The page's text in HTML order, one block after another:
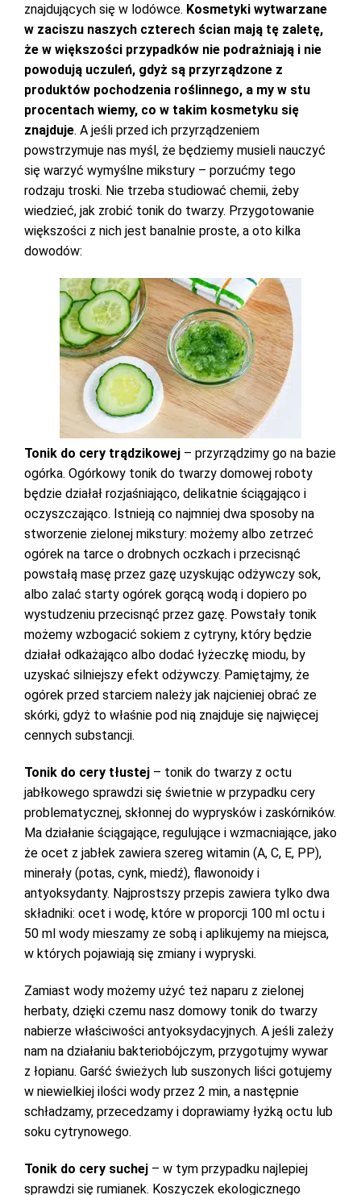
znajdujących się w lodówce. Kosmetyki wytwarzane
w zaciszu naszych czterech ścian mają tę zaletę,
że w większości przypadków nie podrażniają i nie
powodują uczuleń, gdyż są przyrządzone z
produktów pochodzenia roślinnego, a my w stu
procentach wiemy, co w takim kosmetyku się
znajduje. A jeśli przed ich przyrządzeniem
powstrzymuje nas myśl, że będziemy musieli nauczyć
się warzyć wymyślne mikstury – porzućmy tego
rodzaju troski. Nie trzeba studiować chemii, żeby
wiedzieć, jak zrobić tonik do twarzy. Przygotowanie
większości z nich jest banalnie proste, a oto kilka
dowodów:
Tonik do cery trądzikowej – przyrządzimy go na bazie
ogórka. Ogórkowy tonik do twarzy domowej roboty
będzie działał rozjaśniająco, delikatnie ściągająco i
oczyszczająco. Istnieją co najmniej dwa sposoby na
stworzenie zielonej mikstury: możemy albo zetrzeć
ogórek na tarce o drobnych oczkach i przecisnąć
powstałą masę przez gazę uzyskując odżywczy sok,
albo zalać starty ogórek gorącą wodą i dopiero po
wystudzeniu przecisnąć przez gazę. Powstały tonik
możemy wzbogacić sokiem z cytryny, który będzie
działał odkażająco albo dodać łyżeczkę miodu, by
uzyskać silniejszy efekt odżywczy. Pamiętajmy, że
ogórek przed starciem należy jak najcieniej obrać ze
skórki, gdyż to właśnie pod nią znajduje się najwięcej
cennych substancji.
Tonik do cery tłustej – tonik do twarzy z octu
jabłkowego sprawdzi się świetnie w przypadku cery
problematycznej, skłonnej do wyprysków i zaskórników.
Ma działanie ściągające, regulujące i wzmacniające, jako
że ocet z jabłek zawiera szereg witamin (A, C, E, PP),
minerały (potas, cynk, miedź), flawonoidy i
antyoksydanty. Najprostszy przepis zawiera tylko dwa
składniki: ocet i wodę, które w proporcji 100 ml octu i
50 ml wody mieszamy ze sobą i aplikujemy na miejsca,
w których pojawiają się zmiany i wypryski.
Zamiast wody możemy użyć też naparu z zielonej
herbaty, dzięki czemu nasz domowy tonik do twarzy
nabierze właściwości antyoksydacyjnych. A jeśli zależy
nam na działaniu bakteriobójczym, przygotujmy wywar
z łopianu. Garść świeżych lub suszonych liści gotujemy
w niewielkiej ilości wody przez 2 min, a następnie
schładzamy, przecedzamy i doprawiamy łyżką octu lub
soku cytrynowego.
Tonik do cery suchej – w tym przypadku najlepiej
sprawdzi się rumianek. Koszyczek ekologicznego